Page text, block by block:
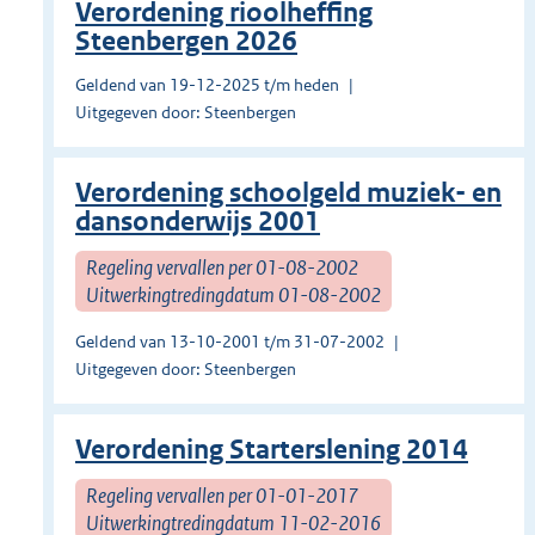
Verordening rioolheffing
Steenbergen 2026
Geldend van 19-12-2025 t/m heden
Uitgegeven door: Steenbergen
Verordening schoolgeld muziek- en
dansonderwijs 2001
Regeling vervallen per 01-08-2002
Uitwerkingtredingdatum 01-08-2002
Geldend van 13-10-2001 t/m 31-07-2002
Uitgegeven door: Steenbergen
Verordening Starterslening 2014
Regeling vervallen per 01-01-2017
Uitwerkingtredingdatum 11-02-2016